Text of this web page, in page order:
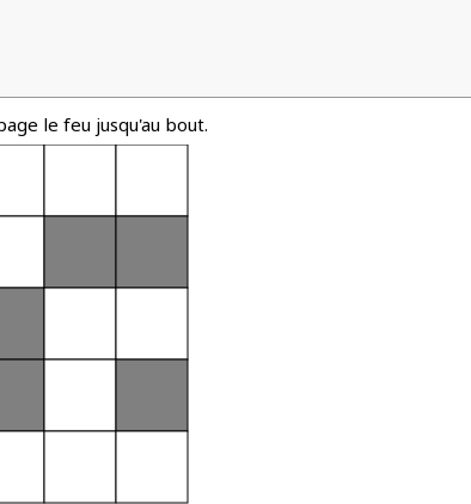
le feu jusqu'au bout.